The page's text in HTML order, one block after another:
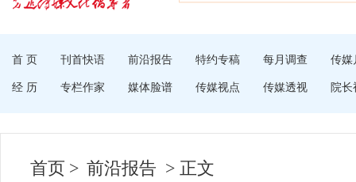
首 页 刊首快语 前沿报告 特约专稿 每月调查 传媒
经 历 专栏作家 媒体脸谱 传媒视点 传媒透视 院长
首页 > 前沿报告 > 正文